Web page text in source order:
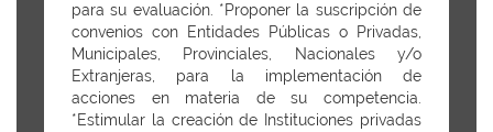
para su evaluación. *Proponer la suscripción de
convenios con Entidades Públicas o Privadas,
Municipales, Provinciales, Nacionales y/o
Extranjeras, para la implementación de
acciones en materia de su competencia.
*Estimular la creación de Instituciones privadas